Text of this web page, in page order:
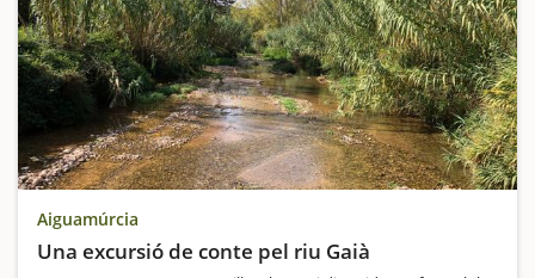
Aiguamúrcia
Una excursió de conte pel riu Gaià